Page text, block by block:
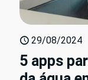
29/08/2024
5 apps